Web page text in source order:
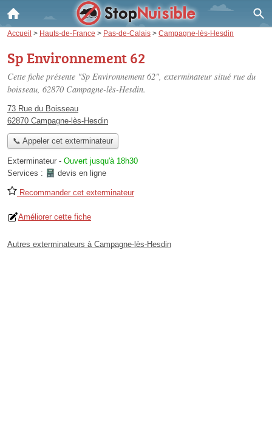
Accueil > Hauts-de-France > Pas-de-Calais > Campagne-lès-Hesdin
Sp Environnement 62
Cette fiche présente "Sp Environnement 62", exterminateur situé rue du
boisseau, 62870 Campagne-lès-Hesdin.
73 Rue du Boisseau
62870 Campagne-lès-Hesdin
📞 Appeler cet exterminateur
Exterminateur - Ouvert jusqu'à 18h30
Services :
devis en ligne
Recommander cet exterminateur
Améliorer cette fiche
Autres exterminateurs à Campagne-lès-Hesdin